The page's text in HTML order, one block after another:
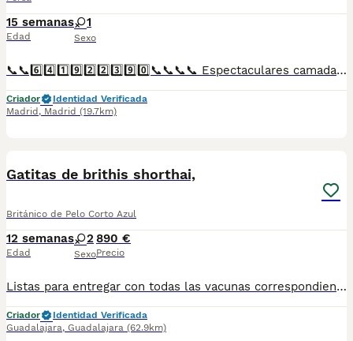
15 semanas
Edad
1
Sexo
📞📞6️⃣4️⃣1️⃣9️⃣2️⃣2️⃣3️⃣9️⃣0️⃣📞📞📞📞 Espectaculares camadas de perritos de hembras de persa chinchilla nacionales descendientes de las mejores líneas de sangre. Disponibles tanto hembras como machos. Las camadas están bajo supervisión veterinaria desde su nacimiento hasta que son entregadas a su nueva familia. Criados por un equipo de profesionales y mejores personas que, con más de 20 años de experiencia , cuidan a los animales por vocación, aplicando una cría ética y responsable para que cada cachorro se desarrolle con la mejor salud y con un buen temperamento. Todos los cachorritos se entregan con unos dos meses y medio de edad y sus vacunas correspondientes, desparasitados interna y externamente, con certificado de salud, y garantía tanto por enfermedad vírica como congénito genética. Posibilidad de entregar en toda España mediante transporte propio preparado para animales y con chofer privado. Los precios pueden variar según las características y morfología de cada cachorro. Añádenos al whats app o llámanos, y encantados atenderemos todas tus dudas y consultas. Teléfono / Whats app: 641 92 23 90
Criador
Identidad Verificada
Madrid , Madrid (19.7km)
Gatitas de brithis shorthai,
Británico de Pelo Corto Azul
12 semanas
Edad
2
Sexo
890 €
Precio
Listas para entregar con todas las vacunas correspondientes, pasaporte veterinario, microchip, desparacitadas, contrato, factura, criadas en ambiente familiar, muy cariñosas
Criador
Identidad Verificada
Guadalajara, Guadalajara (62.9km)